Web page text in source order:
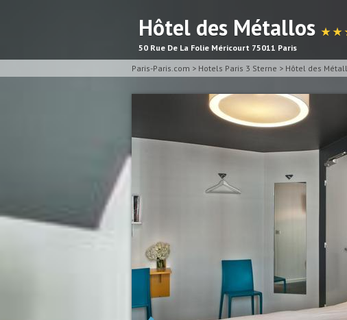
Hôtel des Métallos ★ ★
50 Rue De La Folie Méricourt 75011 Paris
Paris-Paris.com > Hotels Paris 3 Sterne > Hôtel des